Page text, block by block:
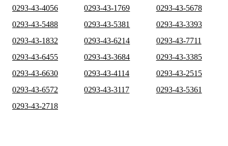
0293-43-4056
0293-43-1769
0293-43-5678
0293-43-5488
0293-43-5381
0293-43-3393
0293-43-1832
0293-43-6214
0293-43-7711
0293-43-6455
0293-43-3684
0293-43-3385
0293-43-6630
0293-43-4114
0293-43-2515
0293-43-6572
0293-43-3117
0293-43-5361
0293-43-2718